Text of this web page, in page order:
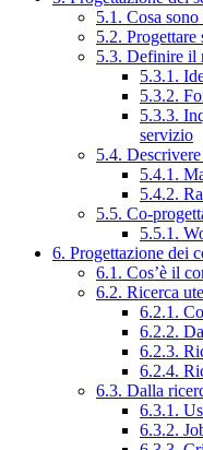
5.1. Cosa
5.2.
5.3. Definire il
5.3.1.
5.3.2.
5.3.3.
servizio
5.4.
5.4.1.
5.4.2.
5.5. Co-
5.5.1.
6. Progettazione dei
6.1. Cos’è il
6.2. Ricerca
6.2.1.
6.2.2.
6.2.3.
6.2.4.
6.3. Dalla
6.3.1.
6.3.2.